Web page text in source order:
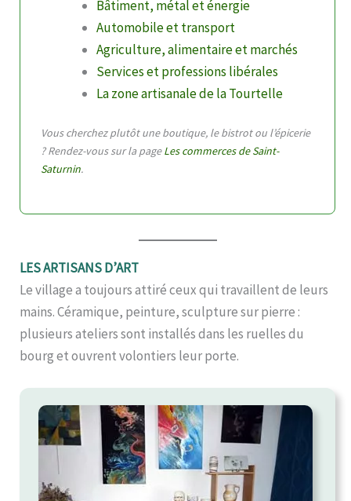
Bâtiment, métal et énergie
Automobile et transport
Agriculture, alimentaire et marchés
Services et professions libérales
La zone artisanale de la Tourtelle
Vous cherchez plutôt une boutique, le bistrot ou l’épicerie
? Rendez-vous sur la pageLes commerces de Saint-
Saturnin.
LES ARTISANS D’ART
Le village a toujours attiré ceux qui travaillent de leurs
mains. Céramique, peinture, sculpture sur pierre :
plusieurs ateliers sont installés dans les ruelles du
bourg et ouvrent volontiers leur porte.